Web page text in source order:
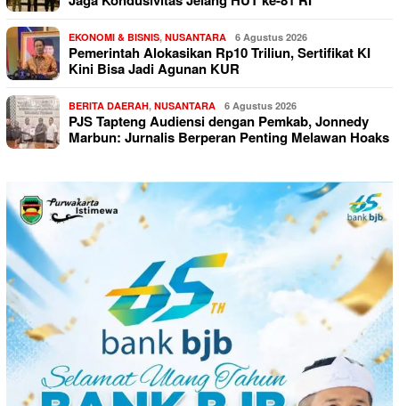
EKONOMI & BISNIS, NUSANTARA 6 Agustus 2026
Pemerintah Alokasikan Rp10 Triliun, Sertifikat KI
Kini Bisa Jadi Agunan KUR
BERITA DAERAH, NUSANTARA 6 Agustus 2026
PJS Tapteng Audiensi dengan Pemkab, Jonnedy
Marbun: Jurnalis Berperan Penting Melawan Hoaks